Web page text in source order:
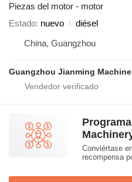
Piezas del motor - motor
Estado nuevo
diésel
China, Guangzhou
Conviértase
recompensa